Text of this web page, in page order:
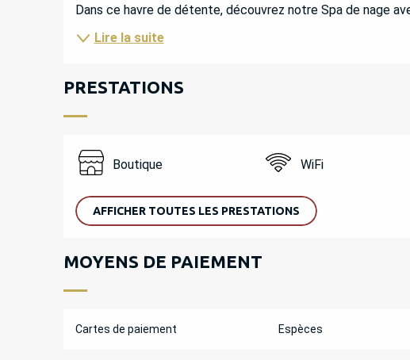
Dans ce havre de détente, découvrez notre Spa de nage
Lire la suite
PRESTATIONS
Boutique WiFi
AFFICHER TOUTES LES PRESTATIONS
MOYENS DE PAIEMENT
Cartes de paiement Espèces